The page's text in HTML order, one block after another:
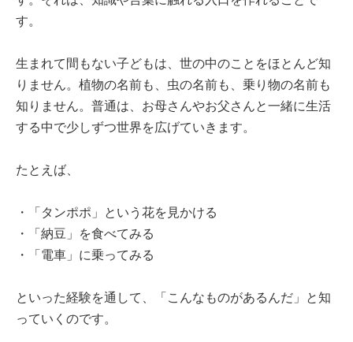
す。
生まれて間もない子どもは、世の中のことをほとんど知
りません。植物の名前も、虫の名前も、乗り物の名前も
知りません。普通は、お母さんやお父さんと一緒に生活
する中で少しずつ世界を広げていきます。
たとえば、
・「タンポポ」という花を見かける
・「納豆」を食べてみる
・「電車」に乗ってみる
といった経験を通して、「こんなものがあるんだ」と知
っていくのです。